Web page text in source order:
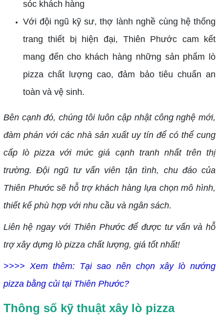
sóc khách hàng
Với đội ngũ kỹ sư, thợ lành nghề cùng hệ thống
trang thiết bị hiện đại, Thiên Phước cam kết
mang đến cho khách hàng những sản phẩm lò
pizza chất lượng cao, đảm bảo tiêu chuẩn an
toàn và vệ sinh.
Bên cạnh đó, chúng tôi luôn cập nhật công nghệ mới,
đàm phán với các nhà sản xuất uy tín để có thể cung
cấp lò pizza với mức giá cạnh tranh nhất trên thị
trường. Đội ngũ tư vấn viên tận tình, chu đáo của
Thiên Phước sẽ hỗ trợ khách hàng lựa chọn mô hình,
thiết kế phù hợp với nhu cầu và ngân sách.
Liên hệ ngay với Thiên Phước để được tư vấn và hỗ
trợ xây dựng lò pizza chất lượng, giá tốt nhất!
>>>> Xem thêm: Tại sao nên chọn xây lò nướng
pizza bằng củi tại Thiên Phước?
Thông số kỹ thuật xây lò pizza